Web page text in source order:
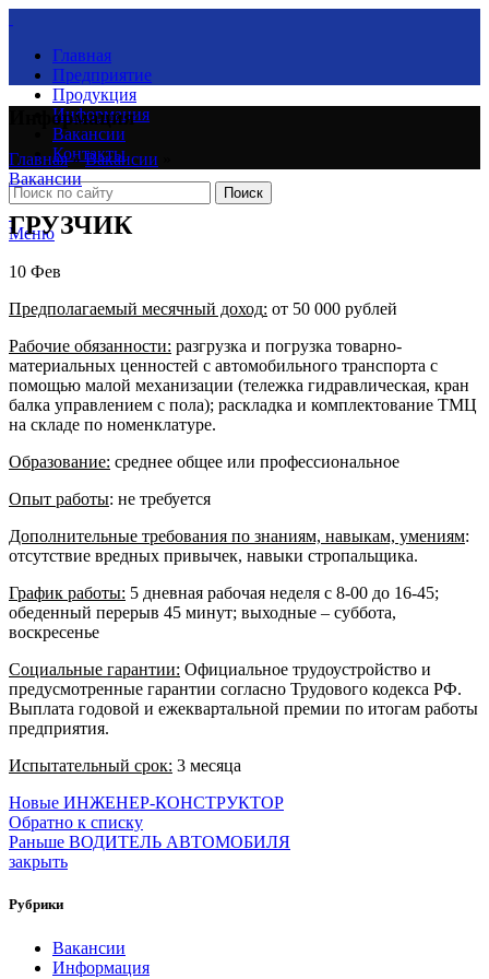
Главная
Предприятие
Продукция
Информация
Вакансии
Контакты
Поиск
Меню
Информация
Главная»Вакансии
Вакансии
ГРУЗЧИК
10 Фев
Предполагаемый месячный доход: от 50 000 рублей
Рабочие обязанности: разгрузка и погрузка товарно-
материальных ценностей с автомобильного транспорта с
помощью малой механизации (тележка гидравлическая, кран
балка управлением с пола); раскладка и комплектование ТМЦ
на складе по номенклатуре.
Образование: среднее общее или профессиональное
Опыт работы: не требуется
Дополнительные требования по знаниям, навыкам, умениям:
отсутствие вредных привычек, навыки стропальщика.
График работы: 5 дневная рабочая неделя с 8-00 до 16-45;
обеденный перерыв 45 минут; выходные – суббота,
воскресенье
Социальные гарантии: Официальное трудоустройство и
предусмотренные гарантии согласно Трудового кодекса РФ.
Выплата годовой и ежеквартальной премии по итогам работы
предприятия.
Испытательный срок: 3 месяца
Новые ИНЖЕНЕР-КОНСТРУКТОР
Обратно к списку
Раньше ВОДИТЕЛЬ АВТОМОБИЛЯ
закрыть
Рубрики
Вакансии
Информация